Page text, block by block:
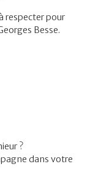
respecter pour
Besse.
?
dans votre